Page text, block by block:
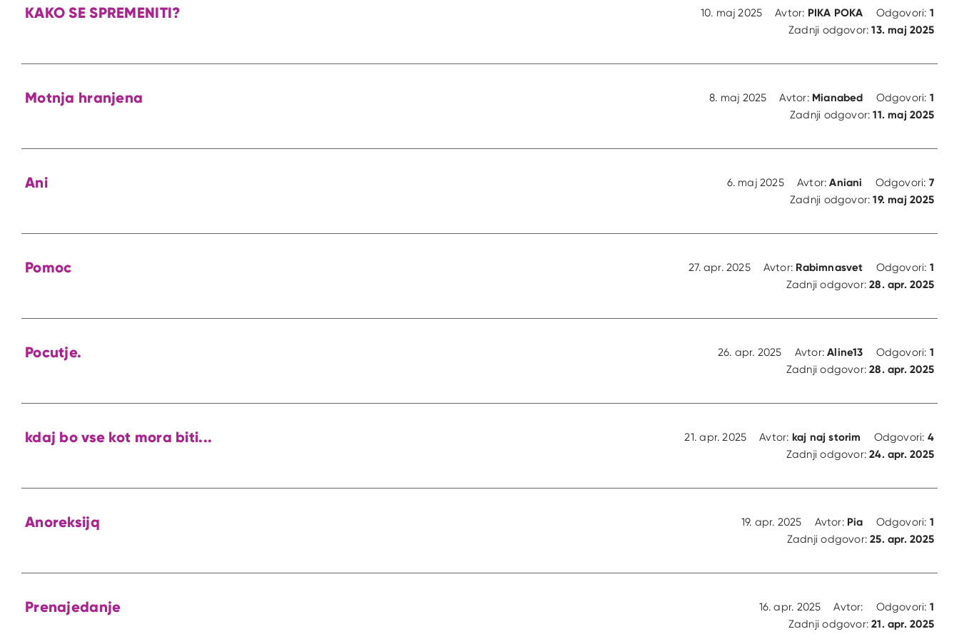
KAKO SE SPREMENITI? 10. maj 2025 Avtor: PIKA POKA Odgovori: 1
Zadnji odgovor:13. maj 2025
Motnja hranjena 8. maj 2025 Avtor: Mianabed Odgovori: 1
Zadnji odgovor:11. maj 2025
Ani 6. maj 2025 Avtor:Aniani Odgovori: 7
Zadnji odgovor:19. maj 2025
Pomoc 27. apr. 2025 Avtor: Rabimnasvet Odgovori: 1
Zadnji odgovor:28. apr. 2025
Pocutje. 26. apr. 2025 Avtor:Aline13 Odgovori: 1
Zadnji odgovor:28. apr. 2025
kdaj bo vse kot mora biti... 21. apr. 2025 Avtor: kaj naj storim Odgovori: 4
Zadnji odgovor:24. apr. 2025
Anoreksijq 19. apr. 2025 Avtor: Pia Odgovori: 1
Zadnji odgovor:25. apr. 2025
Prenajedanje 16. apr. 2025 Avtor: Odgovori: 1
Zadnji odgovor:21. apr. 2025